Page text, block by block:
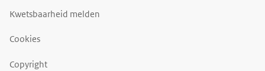
Kwetsbaarheid melden
Cookies
Copyright